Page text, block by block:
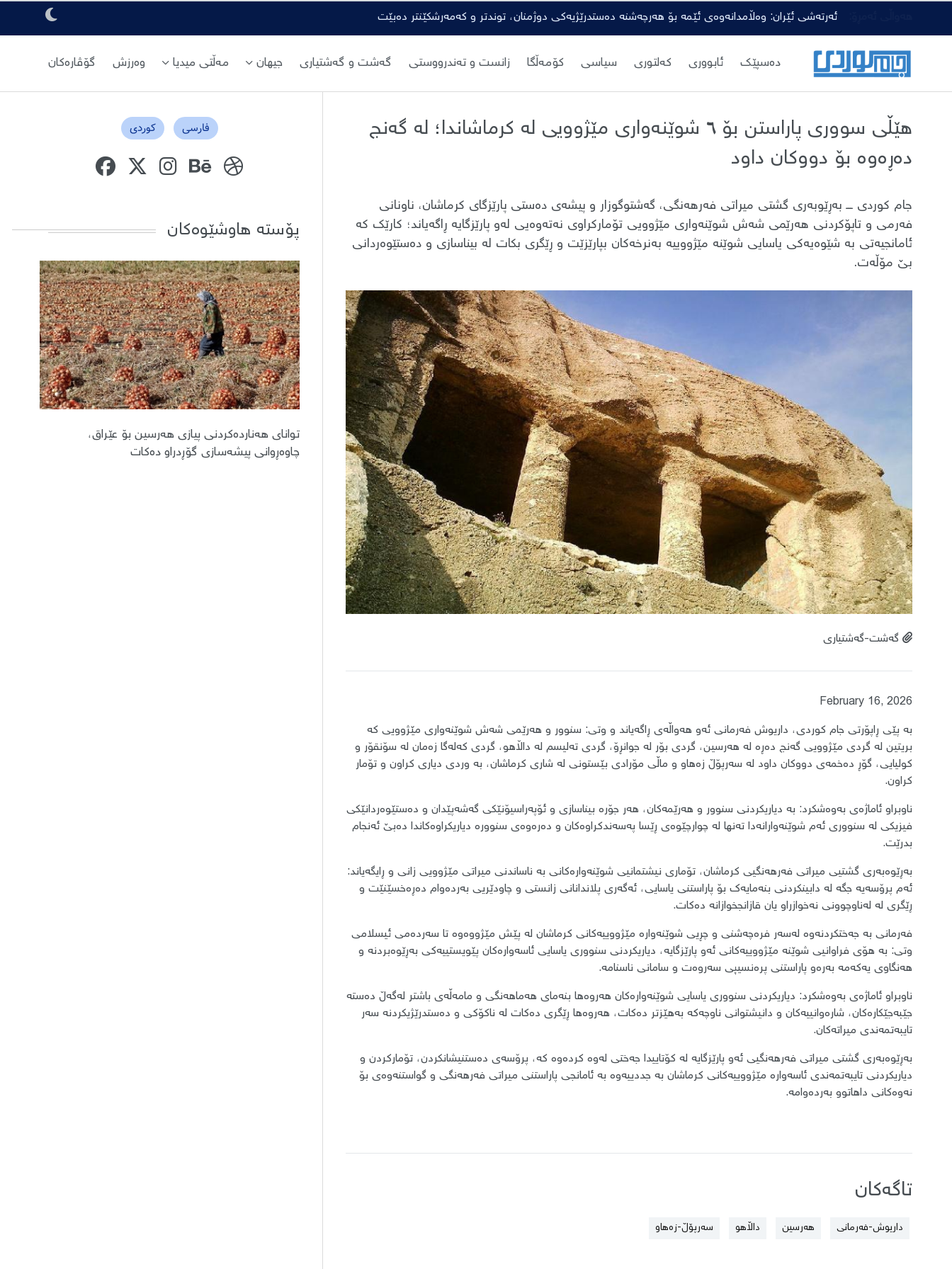
ئەرتەشی ئێران: وەڵامدانەوەی ئێمە بۆ هەرچەشنە دەستدرێژیەکی دوژمنان، توندتر و کەمەرشکێنتر دەبێت
دەسپێك ئابووری کەلتوری سیاسی کۆمەڵگا زانست و تەندرووستی گەشت و گەشتیاری جیهان مەڵتی میدیا وەرزش گۆڤارەکان
هێڵی سووری پاراستن بۆ ٦ شوێنەواری مێژوویی لە کرماشاندا؛ لە گەنج
دەڕەوە بۆ دووکان داود
جام کوردی ـــ بەڕێوبەری گشتی میراتی فەرهەنگی، گەشتوگوزار و پیشەی دەستی پارێزگای کرماشان، ناونانی
فەرمی و تاپۆکردنی هەرێمی شەش شوێنەواری مێژوویی تۆمارکراوی نەتەوەیی لەو پارێزگایە ڕاگەیاند؛ کارێک کە
ئامانجیەتی بە شێوەیەکی یاسایی شوێنە مێژووییە بەنرخەکان بپارێزێت و ڕێگری بکات لە بیناسازی و دەستێوەردانی
بێ مۆڵەت.
گەشت-گەشتیاری
February 16, 2026
بە پێی ڕاپۆرتی جام کوردی، داریوش فەرمانی ئەو هەواڵەی ڕاگەیاند و وتی: سنوور و هەرێمی شەش شوێنەواری مێژوویی کە
بریتین لە گردی مێژوویی گەنج دەڕە لە هەرسین، گردی بۆر لە جوانڕۆ، گردی تەلیسم لە داڵاهو، گردی کەلەگا زەمان لە سۆنقۆر و
کولیایی، گۆڕ دەخمەی دووکان داود لە سەرپۆڵ زەهاو و ماڵی مۆرادی بێستونی لە شاری کرماشان، بە وردی دیاری کراون و تۆمار
کراون.
ناوبراو ئاماژەی بەوەشکرد: بە دیاریکردنی سنوور و هەرێمەکان، هەر جۆرە بیناسازی و ئۆپەراسیۆنێکی گەشەپێدان و دەستێوەردانێکی
فیزیکی لە سنووری ئەم شوێنەوارانەدا تەنها لە چوارچێوەی ڕێسا پەسەندکراوەکان و دەرەوەی سنوورە دیاریکراوەکاندا دەبێ ئەنجام
بدرێت.
بەڕێوەبەری گشتیی میراتی فەرهەنگیی کرماشان، تۆماری نیشتمانیی شوێنەوارەکانی بە ناساندنی میراتی مێژوویی زانی و ڕایگەیاند:
ئەم پرۆسەیە جگە لە دابینکردنی بنەمایەک بۆ پاراستنی یاسایی، ئەگەری پلاندانانی زانستی و چاودێریی بەردەوام دەڕەخسێنێت و
ڕێگری لە لەناوچوونی نەخوازراو یان قازانجخوازانە دەکات.
فەرمانی بە جەختکردنەوە لەسەر فرەچەشنی و چڕیی شوێنەوارە مێژووییەکانی کرماشان لە پێش مێژووەوە تا سەردەمی ئیسلامی
وتی: بە هۆی فراوانیی شوێنە مێژووییەکانی ئەو پارێزگایە، دیاریکردنی سنووری یاسایی ئاسەوارەکان پێویستییەکی بەڕێوەبردنە و
هەنگاوی یەکەمە بەرەو پاراستنی پرەنسیپی سەروەت و سامانی ناسنامە.
ناوبراو ئاماژەی بەوەشکرد: دیاریکردنی سنووری یاسایی شوێنەوارەکان هەروەها بنەمای هەماهەنگی و مامەڵەی باشتر لەگەڵ دەستە
جێبەجێکارەکان، شارەوانییەکان و دانیشتوانی ناوچەکە بەهێزتر دەکات، هەروەها ڕێگری دەکات لە ناکۆکی و دەستدرێژیکردنە سەر
تایبەتمەندی میراتەکان.
بەڕێوەبەری گشتی میراتی فەرهەنگیی ئەو پارێزگایە لە کۆتاییدا جەختی لەوە کردەوە کە، پرۆسەی دەستنیشانکردن، تۆمارکردن و
دیاریکردنی تایبەتمەندی ئاسەوارە مێژووییەکانی کرماشان بە جددییەوە بە ئامانجی پاراستنی میراتی فەرهەنگی و گواستنەوەی بۆ
نەوەکانی داهاتوو بەردەوامە.
تاگەکان
داریوش-فەرمانی هەرسین داڵاهو سەرپۆڵ-زەهاو
فارسی کوردی
پۆستە هاوشێوەکان
توانای هەناردەکردنی پیازی هەرسین بۆ عێراق،
چاوەڕوانی پیشەسازی گۆڕدراو دەکات